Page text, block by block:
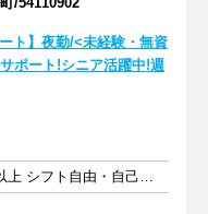
ト】夜勤/<未経験・無資
ポート!シニア活躍中!週
週1日以上 1日7時間以上 シフト自由・自己申告